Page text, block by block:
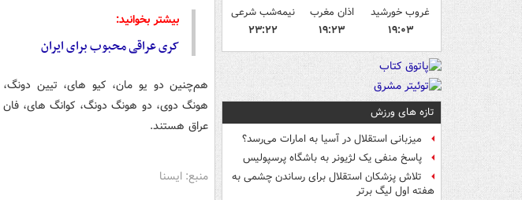
غروب خورشید
۱۹:۰۳
اذان مغرب
۱۹:۲۳
نیمه‌شب شرعی
۲۳:۲۲
تازه های ورزش
میزبانی استقلال در آسیا به امارات می‌رسد؟
پاسخ منفی یک لژیونر به باشگاه پرسپولیس
تلاش پزشکان استقلال برای رساندن چشمی به
هفته اول لیگ برتر
بیشتر بخوانید:
کری عراقی محبوب برای ایران
هم‌چنین دو یو مان، کیو های، تیین دونگ،
هونگ دوی، دو هونگ دونگ، کوانگ های،فان
عراق هستند.
منبع: ایسنا